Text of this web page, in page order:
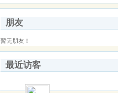
朋友
暂无朋友！
最近访客